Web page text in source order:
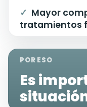
Mayor
tratamientos
POR ESO
Es